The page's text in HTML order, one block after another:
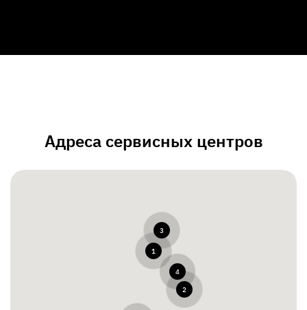
Адреса сервисных центров
1
2
3
4